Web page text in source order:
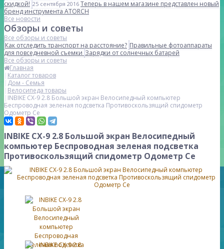
скидкой! 25 сентября 2016 Теперь в нашем магазине представлен новый
бренд инструмента ATORCH
Все новости
Обзоры и советы
Все обзоры и советы
Как отследить транспорт на расстояние? Правильные фотоаппараты
для повседневной съемкиЗарядки от солнечных батарей
Все обзоры и советы
Главная
Каталог товаров
Дом - Семья
Велосипеда товары
INBIKE CX-9 2.8 Большой экран Велосипедный компьютер
Беспроводная зеленая подсветка Противоскользящий спидометр
Одометр Се
INBIKE CX-9 2.8 Большой экран Велосипедный
компьютер Беспроводная зеленая подсветка
Противоскользящий спидометр Одометр Се